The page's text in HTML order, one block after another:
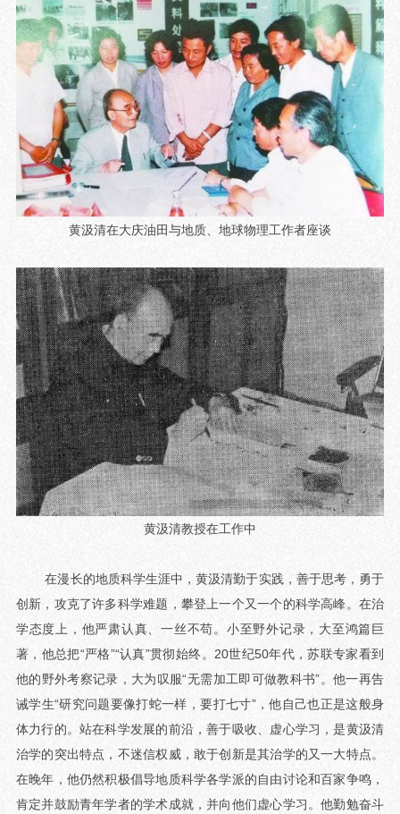
黄汲清在大庆油田与地质、地球物理工作者座谈
黄汲清教授在工作中
在漫长的地质科学生涯中，黄汲清勤于实践，善于思考，勇于
创新，攻克了许多科学难题，攀登上一个又一个的科学高峰。在治
学态度上，他严肃认真、一丝不苟。小至野外记录，大至鸿篇巨
著，他总把“严格”“认真”贯彻始终。20世纪50年代，苏联专家看到
他的野外考察记录，大为叹服“无需加工即可做教科书”。他一再告
诫学生“研究问题要像打蛇一样，要打七寸”，他自己也正是这般身
体力行的。站在科学发展的前沿，善于吸收、虚心学习，是黄汲清
治学的突出特点，不迷信权威，敢于创新是其治学的又一大特点。
在晚年，他仍然积极倡导地质科学各学派的自由讨论和百家争鸣，
肯定并鼓励青年学者的学术成就，并向他们虚心学习。他勤勉奋斗